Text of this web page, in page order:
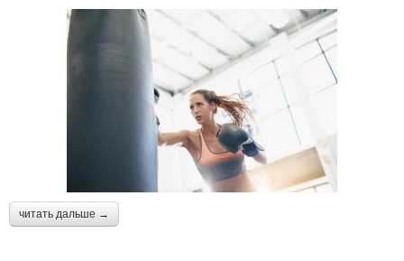
читать дальше →